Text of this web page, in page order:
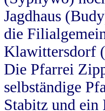
Jagdhaus
die
Klawittersdorf
Die Pfarrei
selbständige
Stabitz und